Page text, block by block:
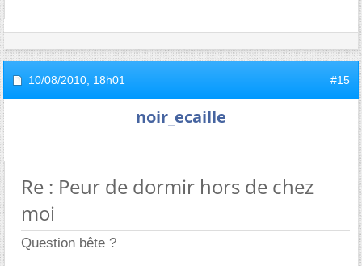
10/08/2010, 18h01 #15
noir_ecaille
Re : Peur de dormir hors de chez
moi
Question bête ?